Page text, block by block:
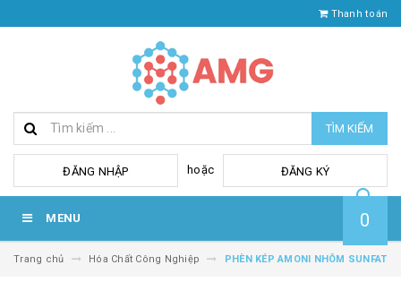
Thanh toán
TÌM KIẾM
ĐĂNG NHẬP hoặc ĐĂNG KÝ
MENU 0
Trang chủ Hóa Chất Công Nghiệp PHÈN KÉP AMONI NHÔM SUNFAT